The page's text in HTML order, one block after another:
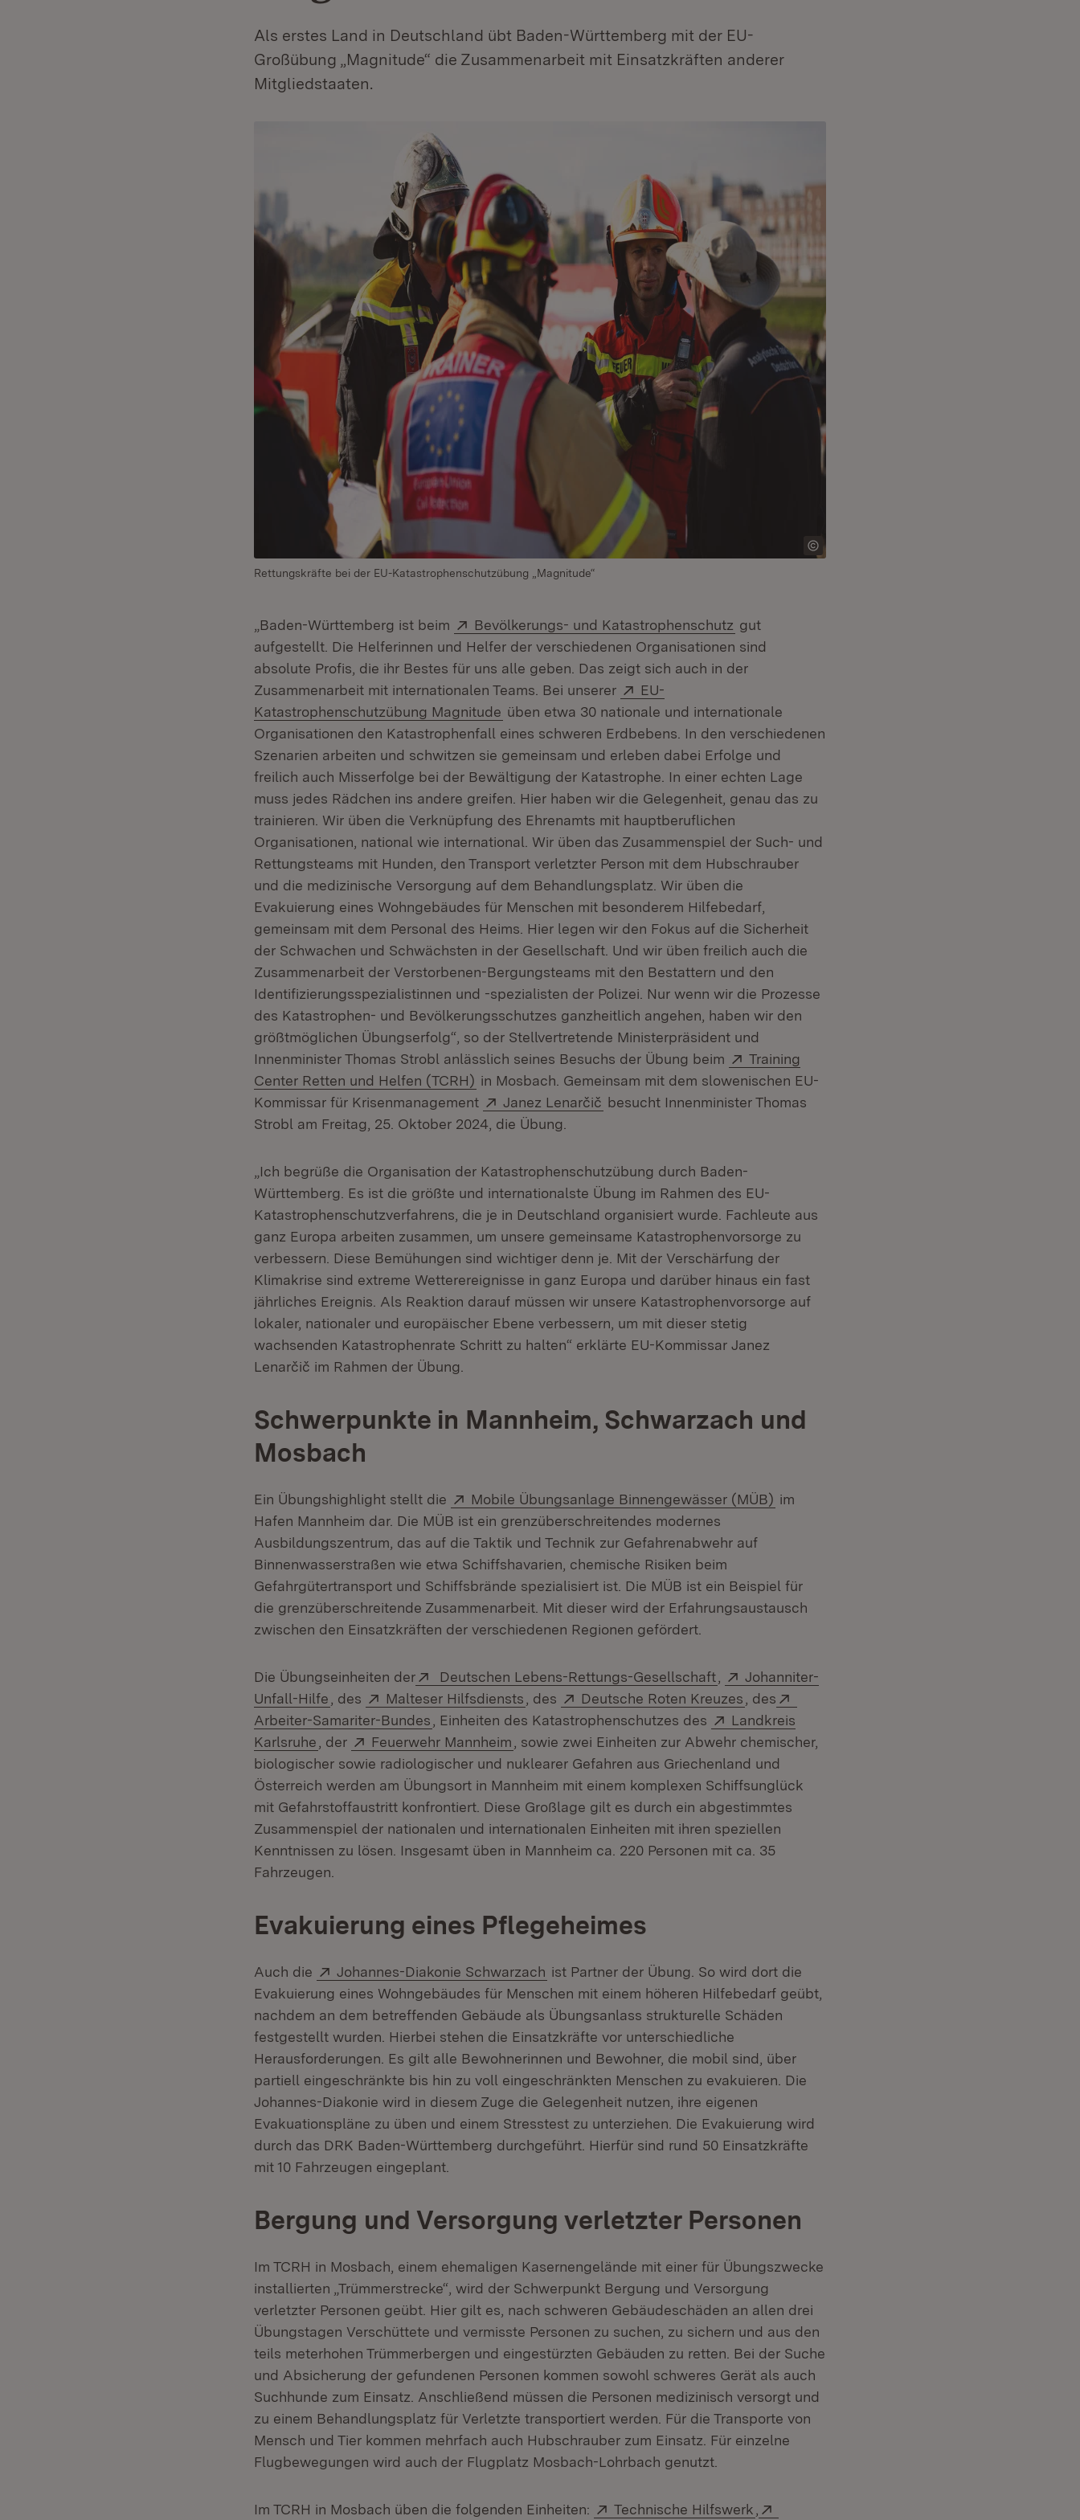
Als erstes Land in Deutschland übt Baden-Württemberg mit der EU-
Großübung „Magnitude“ die Zusammenarbeit mit Einsatzkräften anderer
Mitgliedstaaten.
Rettungskräfte bei der EU-Katastrophen­schutzübung „Magnitude“
„Baden-Württemberg ist beim Extern:
Bevölkerungs- und Katastrophenschutz (Öffnet in neuem Fenster)
gut
aufgestellt. Die Helferinnen und Helfer der verschiedenen Organisationen sind
absolute Profis, die ihr Bestes für uns alle geben. Das zeigt sich auch in der
Zusammenarbeit mit internationalen Teams. Bei unserer
Extern:
EU-
Katastrophenschutzübung Magnitude (Öffnet in neuem Fenster)
üben etwa 30 nationale und internationale
Organisationen den Katastrophenfall eines schweren Erdbebens. In den verschiedenen
Szenarien arbeiten und schwitzen sie gemeinsam und erleben dabei Erfolge und
freilich auch Misserfolge bei der Bewältigung der Katastrophe. In einer echten Lage
muss jedes Rädchen ins andere greifen. Hier haben wir die Gelegenheit, genau das zu
trainieren. Wir üben die Verknüpfung des Ehrenamts mit hauptberuflichen
Organisationen, national wie international. Wir üben das Zusammenspiel der Such- und
Rettungsteams mit Hunden, den Transport verletzter Person mit dem Hubschrauber
und die medizinische Versorgung auf dem Behandlungsplatz. Wir üben die
Evakuierung eines Wohngebäudes für Menschen mit besonderem Hilfebedarf,
gemeinsam mit dem Personal des Heims. Hier legen wir den Fokus auf die Sicherheit
der Schwachen und Schwächsten in der Gesellschaft. Und wir üben freilich auch die
Zusammenarbeit der Verstorbenen-Bergungsteams mit den Bestattern und den
Identifizierungsspezialistinnen und -spezialisten der Polizei. Nur wenn wir die Prozesse
des Katastrophen- und Bevölkerungsschutzes ganzheitlich angehen, haben wir den
größtmöglichen Übungserfolg“, so der Stellvertretende Ministerpräsident und
Innenminister Thomas Strobl anlässlich seines Besuchs der Übung beim
Extern:
Training
Center Retten und Helfen (TCRH) (Öffnet in neuem Fenster)
in Mosbach. Gemeinsam mit dem slowenischen EU-
Kommissar für Krisenmanagement
Extern:
Janez Lenarčič (Öffnet in neuem Fenster)
besucht Innenminister Thomas
Strobl am Freitag, 25. Oktober 2024, die Übung.
„Ich begrüße die Organisation der Katastrophenschutzübung durch Baden-
Württemberg. Es ist die größte und internationalste Übung im Rahmen des EU-
Katastrophenschutzverfahrens, die je in Deutschland organisiert wurde. Fachleute aus
ganz Europa arbeiten zusammen, um unsere gemeinsame Katastrophenvorsorge zu
verbessern. Diese Bemühungen sind wichtiger denn je. Mit der Verschärfung der
Klimakrise sind extreme Wetterereignisse in ganz Europa und darüber hinaus ein fast
jährliches Ereignis. Als Reaktion darauf müssen wir unsere Katastrophenvorsorge auf
lokaler, nationaler und europäischer Ebene verbessern, um mit dieser stetig
wachsenden Katastrophenrate Schritt zu halten“ erklärte EU-Kommissar Janez
Lenarčič im Rahmen der Übung.
Schwerpunkte in Mannheim, Schwarzach und
Mosbach
Ein Übungshighlight stellt die Extern:
Mobile Übungsanlage Binnengewässer (MÜB) (Öffnet in neuem Fenster)
im
Hafen Mannheim dar. Die MÜB ist ein grenzüberschreitendes modernes
Ausbildungszentrum, das auf die Taktik und Technik zur Gefahrenabwehr auf
Binnenwasserstraßen wie etwa Schiffshavarien, chemische Risiken beim
Gefahrgütertransport und Schiffsbrände spezialisiert ist. Die MÜB ist ein Beispiel für
die grenzüberschreitende Zusammenarbeit. Mit dieser wird der Erfahrungsaustausch
zwischen den Einsatzkräften der verschiedenen Regionen gefördert.
Die Übungseinheiten der Extern:
Deutschen Lebens-Rettungs-Gesellschaft (Öffnet in neuem Fenster)
Extern:
Johanniter-
Unfall-Hilfe (Öffnet in neuem Fenster)
, des Extern:
Malteser Hilfsdiensts (Öffnet in neuem Fenster)
, des Extern:
Deutsche Roten Kreuzes (Öffnet in neuem Fenster)
, des
Arbeiter-Samariter-Bundes (Öffnet in neuem Fenster)
, Einheiten des Katastrophenschutzes des Extern:
Landkreis
Karlsruhe (Öffnet in neuem Fenster)
, der Extern:
Feuerwehr Mannheim (Öffnet in neuem Fenster)
, sowie zwei Einheiten zur Abwehr chemischer,
biologischer sowie radiologischer und nuklearer Gefahren aus Griechenland und
Österreich werden am Übungsort in Mannheim mit einem komplexen Schiffsunglück
mit Gefahrstoffaustritt konfrontiert. Diese Großlage gilt es durch ein abgestimmtes
Zusammenspiel der nationalen und internationalen Einheiten mit ihren speziellen
Kenntnissen zu lösen. Insgesamt üben in Mannheim ca. 220 Personen mit ca. 35
Fahrzeugen.
Evakuierung eines Pflegeheimes
Auch die Extern:
Johannes-Diakonie Schwarzach (Öffnet in neuem Fenster)
ist Partner der Übung. So wird dort die
Evakuierung eines Wohngebäudes für Menschen mit einem höheren Hilfebedarf geübt,
nachdem an dem betreffenden Gebäude als Übungsanlass strukturelle Schäden
festgestellt wurden. Hierbei stehen die Einsatzkräfte vor unterschiedliche
Herausforderungen. Es gilt alle Bewohnerinnen und Bewohner, die mobil sind, über
partiell eingeschränkte bis hin zu voll eingeschränkten Menschen zu evakuieren. Die
Johannes-Diakonie wird in diesem Zuge die Gelegenheit nutzen, ihre eigenen
Evakuationspläne zu üben und einem Stresstest zu unterziehen. Die Evakuierung wird
durch das DRK Baden-Württemberg durchgeführt. Hierfür sind rund 50 Einsatzkräfte
mit 10 Fahrzeugen eingeplant.
Bergung und Versorgung verletzter Personen
Im TCRH in Mosbach, einem ehemaligen Kasernengelände mit einer für Übungszwecke
installierten „Trümmerstrecke“, wird der Schwerpunkt Bergung und Versorgung
verletzter Personen geübt. Hier gilt es, nach schweren Gebäudeschäden an allen drei
Übungstagen Verschüttete und vermisste Personen zu suchen, zu sichern und aus den
teils meterhohen Trümmerbergen und eingestürzten Gebäuden zu retten. Bei der Suche
und Absicherung der gefundenen Personen kommen sowohl schweres Gerät als auch
Suchhunde zum Einsatz. Anschließend müssen die Personen medizinisch versorgt und
zu einem Behandlungsplatz für Verletzte transportiert werden. Für die Transporte von
Mensch und Tier kommen mehrfach auch Hubschrauber zum Einsatz. Für einzelne
Flugbewegungen wird auch der Flugplatz Mosbach-Lohrbach genutzt.
Im TCRH in Mosbach üben die folgenden Einheiten: Extern:
Technische Hilfswerk (Öffnet in neuem Fenster)